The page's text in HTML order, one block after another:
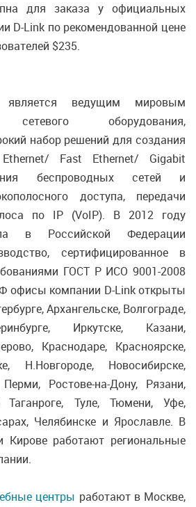
для заказа у официальных
D-Link по рекомендованной цене
$235.
является ведущим мировым
сетевого оборудования,
набор решений для создания
Fast Ethernet/ Gigabit
беспроводных сетей и
доступа, передачи
по IP (VoIP). В 2012 году
в Российской Федерации
сертифицированное в
ГОСТ Р ИСО 9001-2008
офисы компании D-Link открыты
Архангельске, Волгограде,
Иркутске, Казани,
Краснодаре, Красноярске,
Н.Новгороде, Новосибирске,
Ростове-на-Дону, Рязани,
Таганроге, Туле, Тюмени, Уфе,
Челябинске и Ярославле. В
Кирове работают региональные
центры работают в Москве,